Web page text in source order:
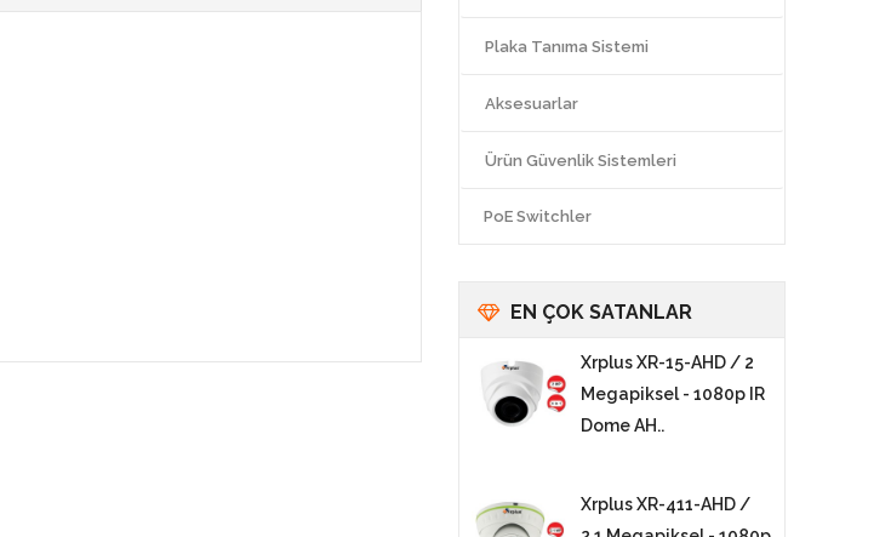
Plaka Tanıma Sistemi
Aksesuarlar
Ürün Güvenlik Sistemleri
PoE Switchler
EN ÇOK SATANLAR
Xrplus XR-15-AHD / 2
Megapiksel - 1080p IR
Dome AH..
Xrplus XR-411-AHD /